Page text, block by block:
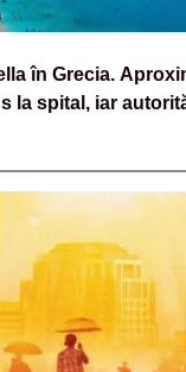
în Grecia.
la spital, iar